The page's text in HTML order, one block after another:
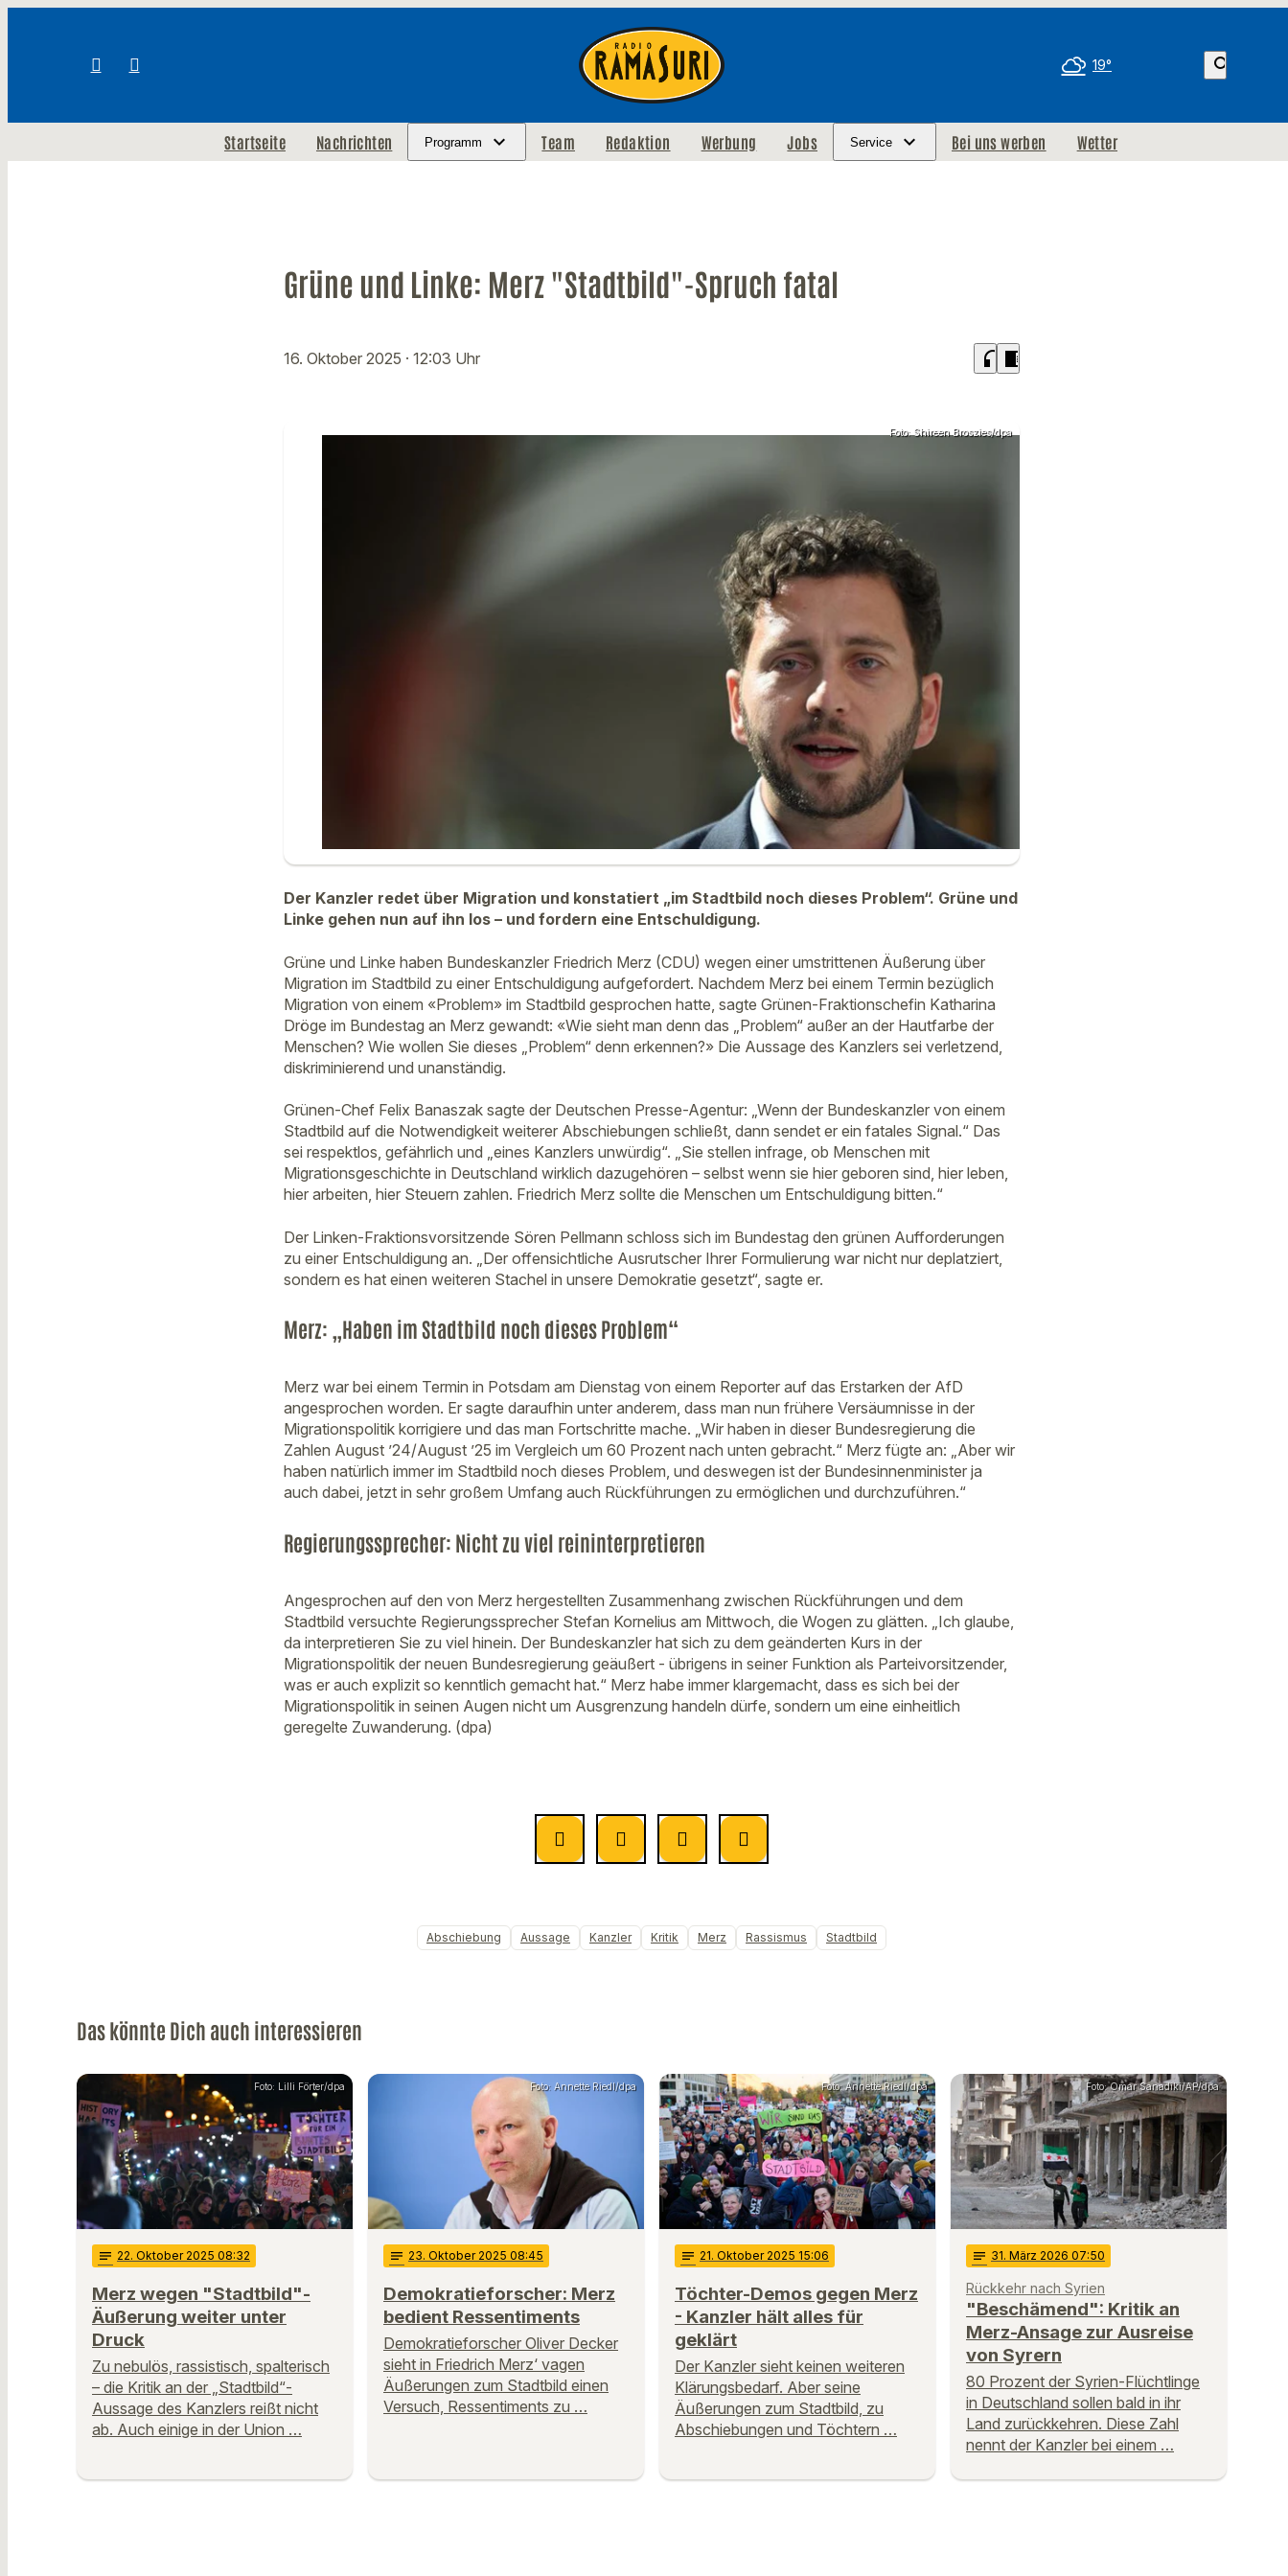
19° search
Startseite Nachrichten Programm Team Redaktion Werbung Jobs Service Bei uns werben Wetter
Grüne und Linke: Merz "Stadtbild"-Spruch fatal
16. Oktober 2025 · 12:03 Uhr headphones chrome_reader_mode
Foto: Shireen Broszies/dpa
Der Kanzler redet über Migration und konstatiert „im Stadtbild noch dieses Problem“. Grüne und
Linke gehen nun auf ihn los – und fordern eine Entschuldigung.
Grüne und Linke haben Bundeskanzler Friedrich Merz (CDU) wegen einer umstrittenen Äußerung über
Migration im Stadtbild zu einer Entschuldigung aufgefordert. Nachdem Merz bei einem Termin bezüglich
Migration von einem «Problem» im Stadtbild gesprochen hatte, sagte Grünen-Fraktionschefin Katharina
Dröge im Bundestag an Merz gewandt: «Wie sieht man denn das „Problem“ außer an der Hautfarbe der
Menschen? Wie wollen Sie dieses „Problem“ denn erkennen?» Die Aussage des Kanzlers sei verletzend,
diskriminierend und unanständig.
Grünen-Chef Felix Banaszak sagte der Deutschen Presse-Agentur: „Wenn der Bundeskanzler von einem
Stadtbild auf die Notwendigkeit weiterer Abschiebungen schließt, dann sendet er ein fatales Signal.“ Das
sei respektlos, gefährlich und „eines Kanzlers unwürdig“. „Sie stellen infrage, ob Menschen mit
Migrationsgeschichte in Deutschland wirklich dazugehören – selbst wenn sie hier geboren sind, hier leben,
hier arbeiten, hier Steuern zahlen. Friedrich Merz sollte die Menschen um Entschuldigung bitten.“
Der Linken-Fraktionsvorsitzende Sören Pellmann schloss sich im Bundestag den grünen Aufforderungen
zu einer Entschuldigung an. „Der offensichtliche Ausrutscher Ihrer Formulierung war nicht nur deplatziert,
sondern es hat einen weiteren Stachel in unsere Demokratie gesetzt“, sagte er.
Merz: „Haben im Stadtbild noch dieses Problem“
Merz war bei einem Termin in Potsdam am Dienstag von einem Reporter auf das Erstarken der AfD
angesprochen worden. Er sagte daraufhin unter anderem, dass man nun frühere Versäumnisse in der
Migrationspolitik korrigiere und das man Fortschritte mache. „Wir haben in dieser Bundesregierung die
Zahlen August ’24/August ’25 im Vergleich um 60 Prozent nach unten gebracht.“ Merz fügte an: „Aber wir
haben natürlich immer im Stadtbild noch dieses Problem, und deswegen ist der Bundesinnenminister ja
auch dabei, jetzt in sehr großem Umfang auch Rückführungen zu ermöglichen und durchzuführen.“
Regierungssprecher: Nicht zu viel reininterpretieren
Angesprochen auf den von Merz hergestellten Zusammenhang zwischen Rückführungen und dem
Stadtbild versuchte Regierungssprecher Stefan Kornelius am Mittwoch, die Wogen zu glätten. „Ich glaube,
da interpretieren Sie zu viel hinein. Der Bundeskanzler hat sich zu dem geänderten Kurs in der
Migrationspolitik der neuen Bundesregierung geäußert ‑ übrigens in seiner Funktion als Parteivorsitzender,
was er auch explizit so kenntlich gemacht hat.“ Merz habe immer klargemacht, dass es sich bei der
Migrationspolitik in seinen Augen nicht um Ausgrenzung handeln dürfe, sondern um eine einheitlich
geregelte Zuwanderung. (dpa)
Abschiebung Aussage Kanzler Kritik Merz Rassismus Stadtbild
Das könnte Dich auch interessieren
Foto: Lilli Förter/dpa
notes 22. Oktober 2025 08:32
Merz wegen "Stadtbild"-
Äußerung weiter unter
Druck
Zu nebulös, rassistisch, spalterisch
– die Kritik an der „Stadtbild“-
Aussage des Kanzlers reißt nicht
ab. Auch einige in der Union …
Foto: Annette Riedl/dpa
notes 23. Oktober 2025 08:45
Demokratieforscher: Merz
bedient Ressentiments
Demokratieforscher Oliver Decker
sieht in Friedrich Merz‘ vagen
Äußerungen zum Stadtbild einen
Versuch, Ressentiments zu …
Foto: Annette Riedl/dpa
notes 21. Oktober 2025 15:06
Töchter-Demos gegen Merz
- Kanzler hält alles für
geklärt
Der Kanzler sieht keinen weiteren
Klärungsbedarf. Aber seine
Äußerungen zum Stadtbild, zu
Abschiebungen und Töchtern …
Foto: Omar Sanadiki/AP/dpa
notes 31. März 2026 07:50
Rückkehr nach Syrien
"Beschämend": Kritik an
Merz-Ansage zur Ausreise
von Syrern
80 Prozent der Syrien-Flüchtlinge
in Deutschland sollen bald in ihr
Land zurückkehren. Diese Zahl
nennt der Kanzler bei einem …